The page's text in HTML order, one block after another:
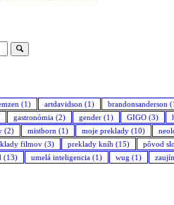
(1) artdavidson (1) brandonsanderson
gastronómia (2) gender (1) GIGO (3)
(2) mistborn (1) moje preklady (10)
filmov (3) preklady kníh (15) pôvod
(13) umelá inteligencia (1) wug (1)